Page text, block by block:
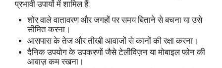
प्रभावी उपायों में शामिल हैं:
शोर वाले वातावरण और जगहों पर समय बिताने से बचना या उसे
सीमित करना।
आसपास के तेज और तीखी आवाजों से कानों की रक्षा करना।
दैनिक उपयोग के उपकरणों जैसे टेलीविज़न या मोबाइल फोन की
आवाज़ कम रखना।